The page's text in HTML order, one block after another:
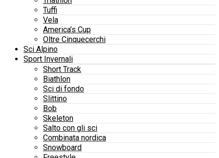
Tuffi
Vela
America’s Cup
Oltre Cinquecerchi
Sci Alpino
Sport Invernali
Short Track
Biathlon
Sci di fondo
Slittino
Bob
Skeleton
Salto con gli sci
Combinata nordica
Snowboard